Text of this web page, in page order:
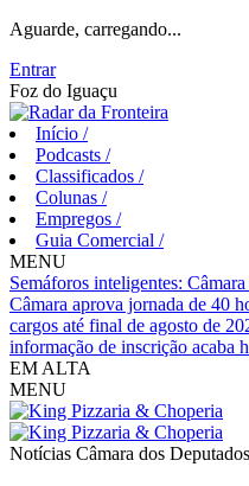
Aguarde, carregando...
Entrar
Foz do Iguaçu
Início /
Podcasts /
Classificados /
Colunas /
Empregos /
Guia Comercial /
MENU
Semáforos inteligentes:
Câmara aprova jornada de 40
cargos até final de agosto de
informação de inscrição acaba
EM ALTA
MENU
Notícias Câmara dos Deputados